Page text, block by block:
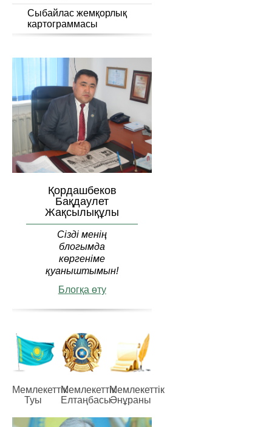
Сыбайлас жемқорлық
картограммасы
Қордашбеков
Бақдаулет
Жақсылықұлы
Сізді менің
блогымда
көргеніме
қуаныштымын!
Блогқа өту
Мемлекеттiк
Туы
Мемлекеттiк
Елтаңбасы
Мемлекеттiк
Әнұраны